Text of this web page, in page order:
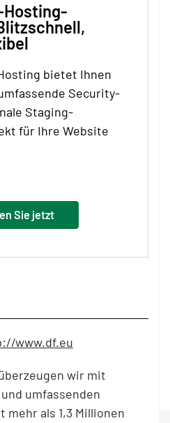
Hosting-
bietet Ihnen
Security-
Staging-
für Ihre Website
Sie jetzt
www.df.eu
wir mit
umfassenden
als 1,3 Millionen